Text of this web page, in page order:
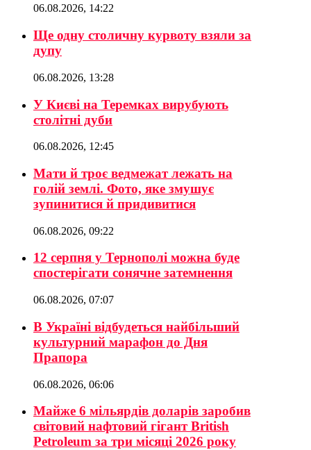
06.08.2026, 14:22
Ще одну столичну курвоту взяли за
дупу
06.08.2026, 13:28
У Києві на Теремках вирубують
столітні дуби
06.08.2026, 12:45
Мати й троє ведмежат лежать на
голій землі. Фото, яке змушує
зупинитися й придивитися
06.08.2026, 09:22
12 серпня у Тернополі можна буде
спостерігати сонячне затемнення
06.08.2026, 07:07
В Україні відбудеться найбільший
культурний марафон до Дня
Прапора
06.08.2026, 06:06
Майже 6 мільярдів доларів заробив
світовий нафтовий гігант British
Petroleum за три місяці 2026 року